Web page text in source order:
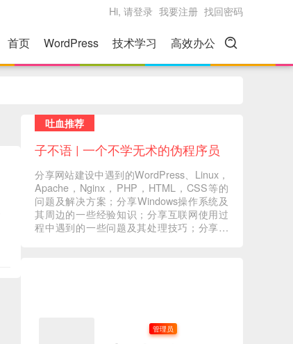
Hi, 请登录 我要注册 找回密码
首页 WordPress 技术学习 高效办公
吐血推荐
子不语 | 一个不学无术的伪程序员
分享网站建设中遇到的WordPress、Linux，
Apache，Nginx，PHP，HTML，CSS等的
问题及解决方案；分享Windows操作系统及
其周边的一些经验知识；分享互联网使用过
程中遇到的一些问题及其处理技巧；分享一
管理员